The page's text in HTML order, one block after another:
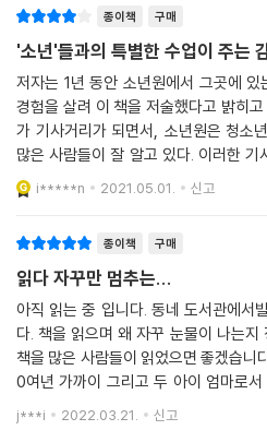
감정 조절이 안 돼 소년원에서도 집중방
견디고 있다. 소년들은 저마다 안온하지
를 마쳐도 돌아갈 집이 없거나, 극심한
사장 노가다, 택배 상하차, 치킨집, 횟집
이력을 몸에 지닌 소년들은 일의 고단
이들은 타인에게 해를 끼치고, 고통을
움, 미안함, 후회, 연민의 마음을 온전히
작가는 수업을 위해 아이들 수만큼 책을
서 세트를 만들어 아이들에게 준다. 수업
이들에게 짜장면을 사주고 손편지를 써
보는 방법을 알려준다. 소년들은 선생
음에는 이런 곳이 아닌 곳에서 만나자고
나게 된 것이 면목 없고 수치스럽다는
과 다르게 살기를 열망하지만, 한편으로
종이책 구매
'소년'들과의 특별한 수업이 주는
저자는 1년 동안 소년원에서 그곳에
경험을 살려 이 책을 저술했다고 밝히
가 기사거리가 되면서, 소년원은 청소
많은 사람들이 잘 알고 있다. 이러한 기
여기는 관점이 전제되어 있기에, 저자는
황이 단일하지
i*****n 2021.05.01. 신고
종이책 구매
읽다 자꾸만 멈추는...
아직 읽는 중 입니다. 동네 도서관에서
다. 책을 읽으며 왜 자꾸 눈물이 나는지 정확
책을 많은 사람들이 읽었으면 좋겠습니
0여년 가까이 그리고 두 아이 엄마로
책속 소년을 보며 내 집의 소년들이 생
생각났습니다.
j***i 2022.03.21. 신고